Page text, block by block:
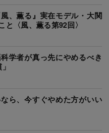
、薫る』実在モデル・大関
〈風、薫る第92回〉
学者が真っ先にやめるべき
ら、今すぐやめた方がいい